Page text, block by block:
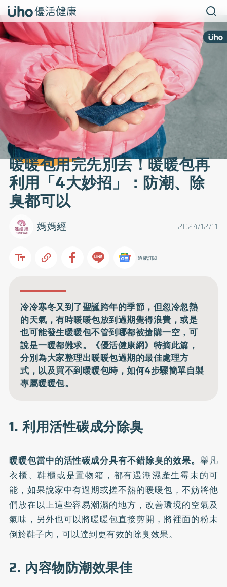
暖暖包用完先別丟！暖暖包再
利用「4大妙招」：防潮、除
臭都可以
2024/12/11
媽媽經
追蹤訂閱
冷冷寒冬又到了聖誕跨年的季節，但忽冷忽熱
的天氣，有時暖暖包放到過期覺得浪費，或是
也可能發生暖暖包不管到哪都被搶購一空，可
說是一暖都難求。《優活健康網》特摘此篇，
分別為大家整理出暖暖包過期的最佳處理方
式，以及買不到暖暖包時，如何4步驟簡單自製
專屬暖暖包。
1. 利用活性碳成分除臭
暖暖包當中的活性碳成分具有不錯除臭的效果。 舉凡
衣櫃、鞋櫃或是置物箱，都有遇潮濕產生霉未的可
能，如果說家中有過期或搓不熱的暖暖包，不妨將他
們放在以上這些容易潮濕的地方，改善環境的空氣及
氣味，另外也可以將暖暖包直接剪開，將裡面的粉末
倒於鞋子內，可以達到更有效的除臭效果。
2. 內容物防潮效果佳